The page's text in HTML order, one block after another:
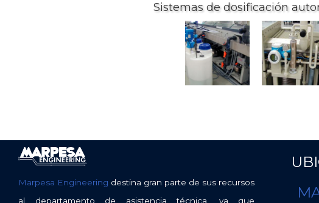
Sistemas de dosificación
Marpesa Engineering destina gran parte de sus recursos
al departamento de asistencia técnica, ya que